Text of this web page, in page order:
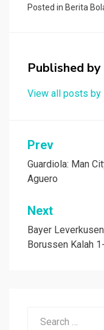
o
k
Posted in Berita
Published by
View all posts by
Navigasi
pos
Prev
Guardiola: Man
Aguero
Next
Bayer
Borussen Kalah